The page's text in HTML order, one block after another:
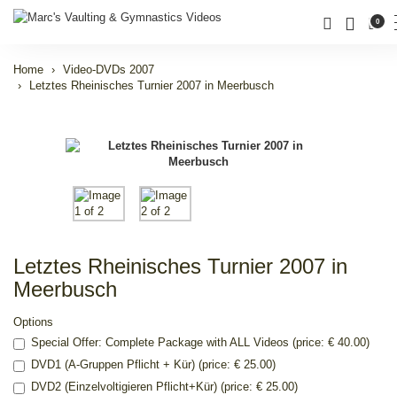
0
Home
Video-DVDs 2007
Letztes Rheinisches Turnier 2007 in Meerbusch
Letztes Rheinisches Turnier 2007 in
Meerbusch
Options
Special Offer: Complete Package with ALL Videos (price: € 40.00)
DVD1 (A-Gruppen Pflicht + Kür) (price: € 25.00)
DVD2 (Einzelvoltigieren Pflicht+Kür) (price: € 25.00)